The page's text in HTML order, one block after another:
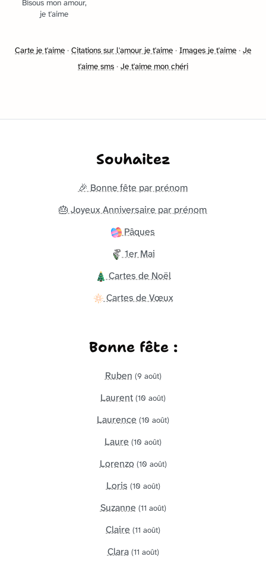
Bisous mon amour,
je t'aime
Carte je t'aime · Citations sur l'amour je t'aime · Images je t'aime · Je
t'aime sms · Je t'aime mon chéri
Souhaitez
🎉 Bonne fête par prénom
🎂 Joyeux Anniversaire par prénom
Pâques
1er Mai
Cartes de Noël
Cartes de Vœux
Bonne fête :
Ruben (9 août)
Laurent (10 août)
Laurence (10 août)
Laure (10 août)
Lorenzo (10 août)
Loris (10 août)
Suzanne (11 août)
Claire (11 août)
Clara (11 août)